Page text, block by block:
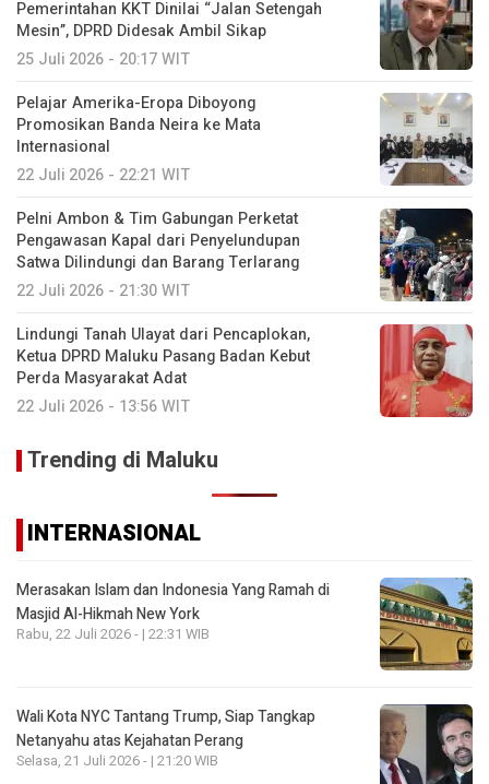
Pemerintahan KKT Dinilai “Jalan Setengah
Mesin”, DPRD Didesak Ambil Sikap
25 Juli 2026 - 20:17 WIT
Pelajar Amerika-Eropa Diboyong
Promosikan Banda Neira ke Mata
Internasional
22 Juli 2026 - 22:21 WIT
Pelni Ambon & Tim Gabungan Perketat
Pengawasan Kapal dari Penyelundupan
Satwa Dilindungi dan Barang Terlarang
22 Juli 2026 - 21:30 WIT
Lindungi Tanah Ulayat dari Pencaplokan,
Ketua DPRD Maluku Pasang Badan Kebut
Perda Masyarakat Adat
22 Juli 2026 - 13:56 WIT
Trending di Maluku
INTERNASIONAL
Merasakan Islam dan Indonesia Yang Ramah di
Masjid Al-Hikmah New York
Rabu, 22 Juli 2026 - | 22:31 WIB
Wali Kota NYC Tantang Trump, Siap Tangkap
Netanyahu atas Kejahatan Perang
Selasa, 21 Juli 2026 - | 21:20 WIB